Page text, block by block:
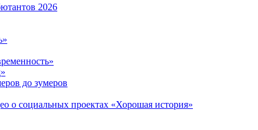
2026
до зумеров
о социальных проектах «Хорошая история»